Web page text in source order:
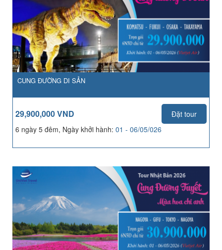
CUNG ĐƯỜNG DI SẢN
29,900,000 VND
Đặt tour
6 ngày 5 đêm, Ngày khởi hành: 01 - 06/05/026